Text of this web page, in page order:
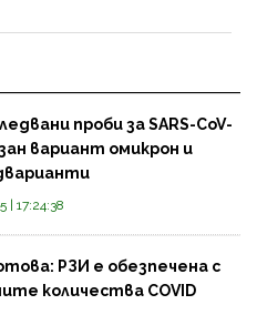
проби за SARS-CoV-
вариант омикрон и
| 17:24:38
РЗИ е обезпечена с
количества COVID